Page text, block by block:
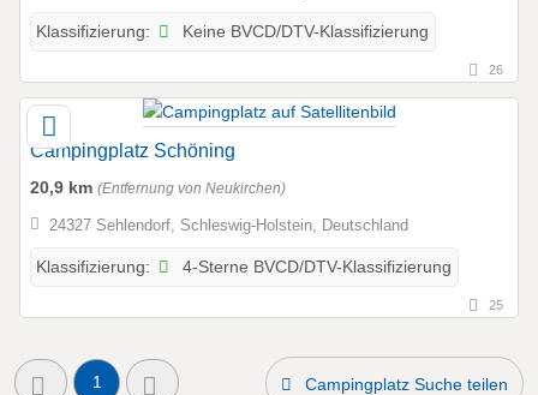
Klassifizierung: Keine BVCD/DTV-Klassifizierung
26
Campingplatz Schöning
20,9 km (Entfernung von Neukirchen)
24327 Sehlendorf, Schleswig-Holstein, Deutschland
Klassifizierung: 4-Sterne BVCD/DTV-Klassifizierung
25
1 Campingplatz Suche teilen